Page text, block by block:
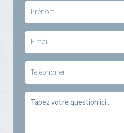
Naam
E-
mail
(Nécessaire)
Telefoon
Vraag
(Nécessaire)